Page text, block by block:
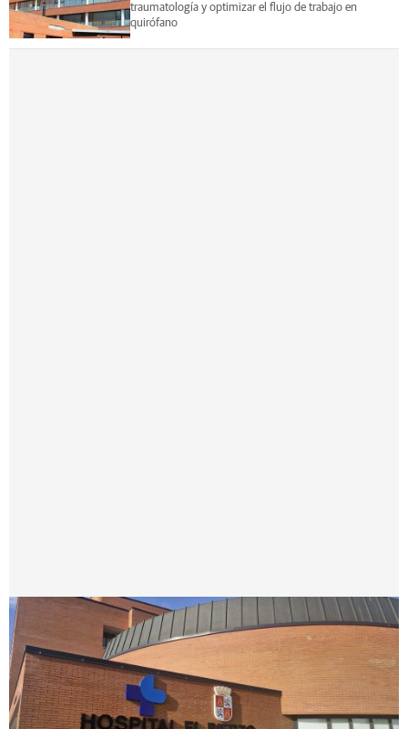
traumatología y optimizar el flujo de trabajo en
quirófano